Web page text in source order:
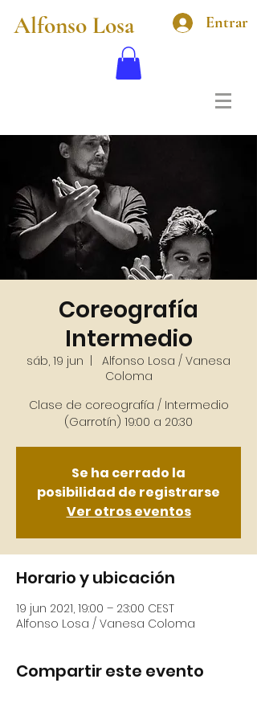
Alfonso Losa Entrar
Coreografía
Intermedio
sáb, 19 jun
  |
Alfonso Losa / Vanesa
Coloma
Clase de coreografía / Intermedio
(Garrotín) 19:00 a 20:30
Se ha cerrado la
posibilidad de registrarse
Ver otros eventos
Horario y ubicación
19 jun 2021, 19:00 – 23:00 CEST
Alfonso Losa / Vanesa Coloma
Compartir este evento